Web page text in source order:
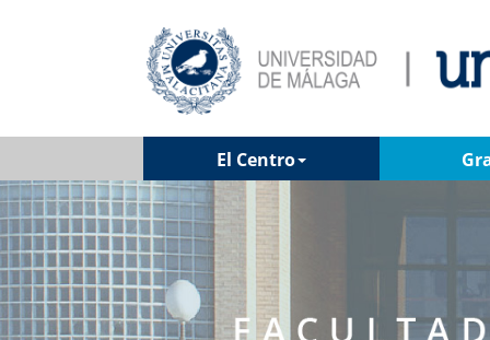
El Centro